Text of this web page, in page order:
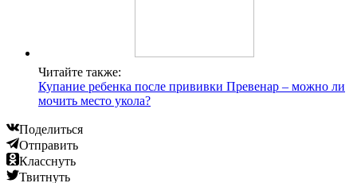
Читайте также:
Купание ребенка после прививки Превенар – можно ли
мочить место укола?
Поделиться
Отправить
Класснуть
Твитнуть